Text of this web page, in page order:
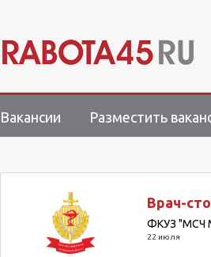
Вакансии Разместить
Врач-
ФКУЗ "МСЧ
22 июля